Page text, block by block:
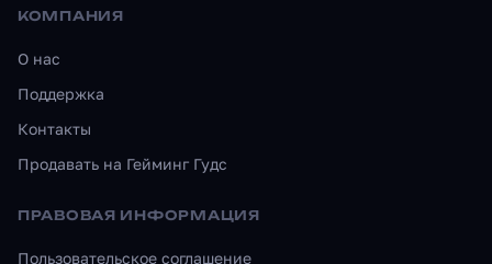
КОМПАНИЯ
О нас
Поддержка
Контакты
Продавать на Гейминг Гудс
ПРАВОВАЯ ИНФОРМАЦИЯ
Пользовательское соглашение